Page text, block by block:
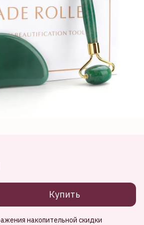
Купить
накопительной скидки